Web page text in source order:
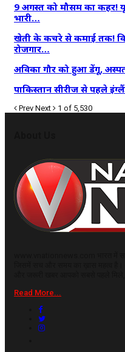
9 अगस्त को मौसम का कहर!
भारी…
खेती के कचरे से कमाई तक!
रोजगार…
अविका गौर को हुआ डेंगू,
पाकिस्तान सीरीज से पहले
Prev Next 1 of 5,530
Read More...